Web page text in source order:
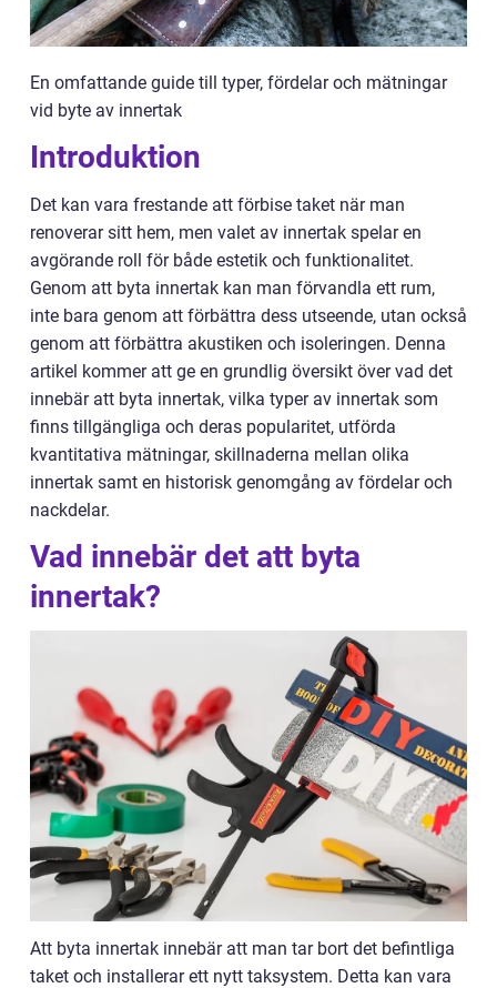
En omfattande guide till typer, fördelar och mätningar
vid byte av innertak
Introduktion
Det kan vara frestande att förbise taket när man
renoverar sitt hem, men valet av innertak spelar en
avgörande roll för både estetik och funktionalitet.
Genom att byta innertak kan man förvandla ett rum,
inte bara genom att förbättra dess utseende, utan också
genom att förbättra akustiken och isoleringen. Denna
artikel kommer att ge en grundlig översikt över vad det
innebär att byta innertak, vilka typer av innertak som
finns tillgängliga och deras popularitet, utförda
kvantitativa mätningar, skillnaderna mellan olika
innertak samt en historisk genomgång av fördelar och
nackdelar.
Vad innebär det att byta
innertak?
Att byta innertak innebär att man tar bort det befintliga
taket och installerar ett nytt taksystem. Detta kan vara